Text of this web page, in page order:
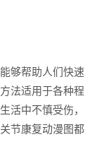
够帮助人们快速
法适用于各种程
活中不慎受伤，
节康复动漫图都